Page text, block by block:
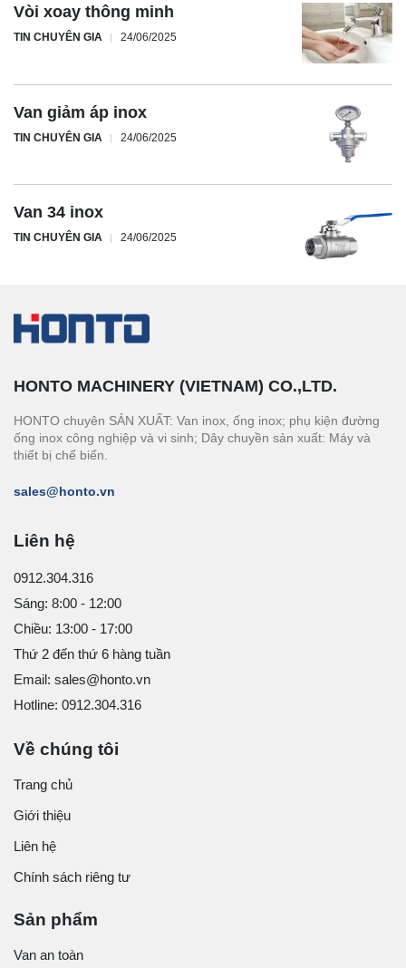
Vòi xoay thông minh
TIN CHUYÊN GIA 24/06/2025
Van giảm áp inox
TIN CHUYÊN GIA 24/06/2025
Van 34 inox
TIN CHUYÊN GIA 24/06/2025
HONTO MACHINERY (VIETNAM) CO.,LTD.
HONTO chuyên SẢN XUẤT: Van inox, ống inox; phụ kiện đường
ống inox công nghiệp và vi sinh; Dây chuyền sản xuất: Máy và
thiết bị chế biến.
sales@honto.vn
Liên hệ
0912.304.316
Sáng: 8:00 - 12:00
Chiều: 13:00 - 17:00
Thứ 2 đến thứ 6 hàng tuần
Email: sales@honto.vn
Hotline: 0912.304.316
Về chúng tôi
Trang chủ
Giới thiệu
Liên hệ
Chính sách riêng tư
Sản phẩm
Van an toàn